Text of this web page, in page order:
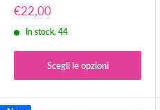
Prezzo
scontato
€22,00
In stock, 44
Scegli le opzioni